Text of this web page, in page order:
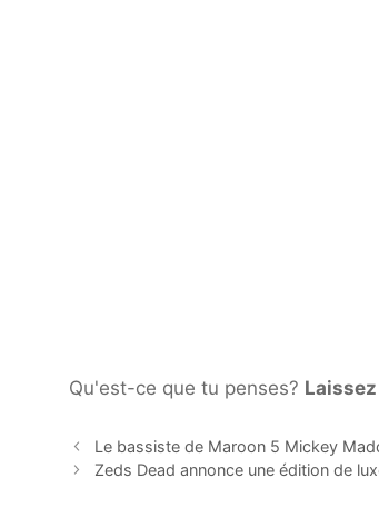
Qu'est-ce que tu penses?
Le bassiste de Maroon 5 Mickey
Zeds Dead annonce une édition de